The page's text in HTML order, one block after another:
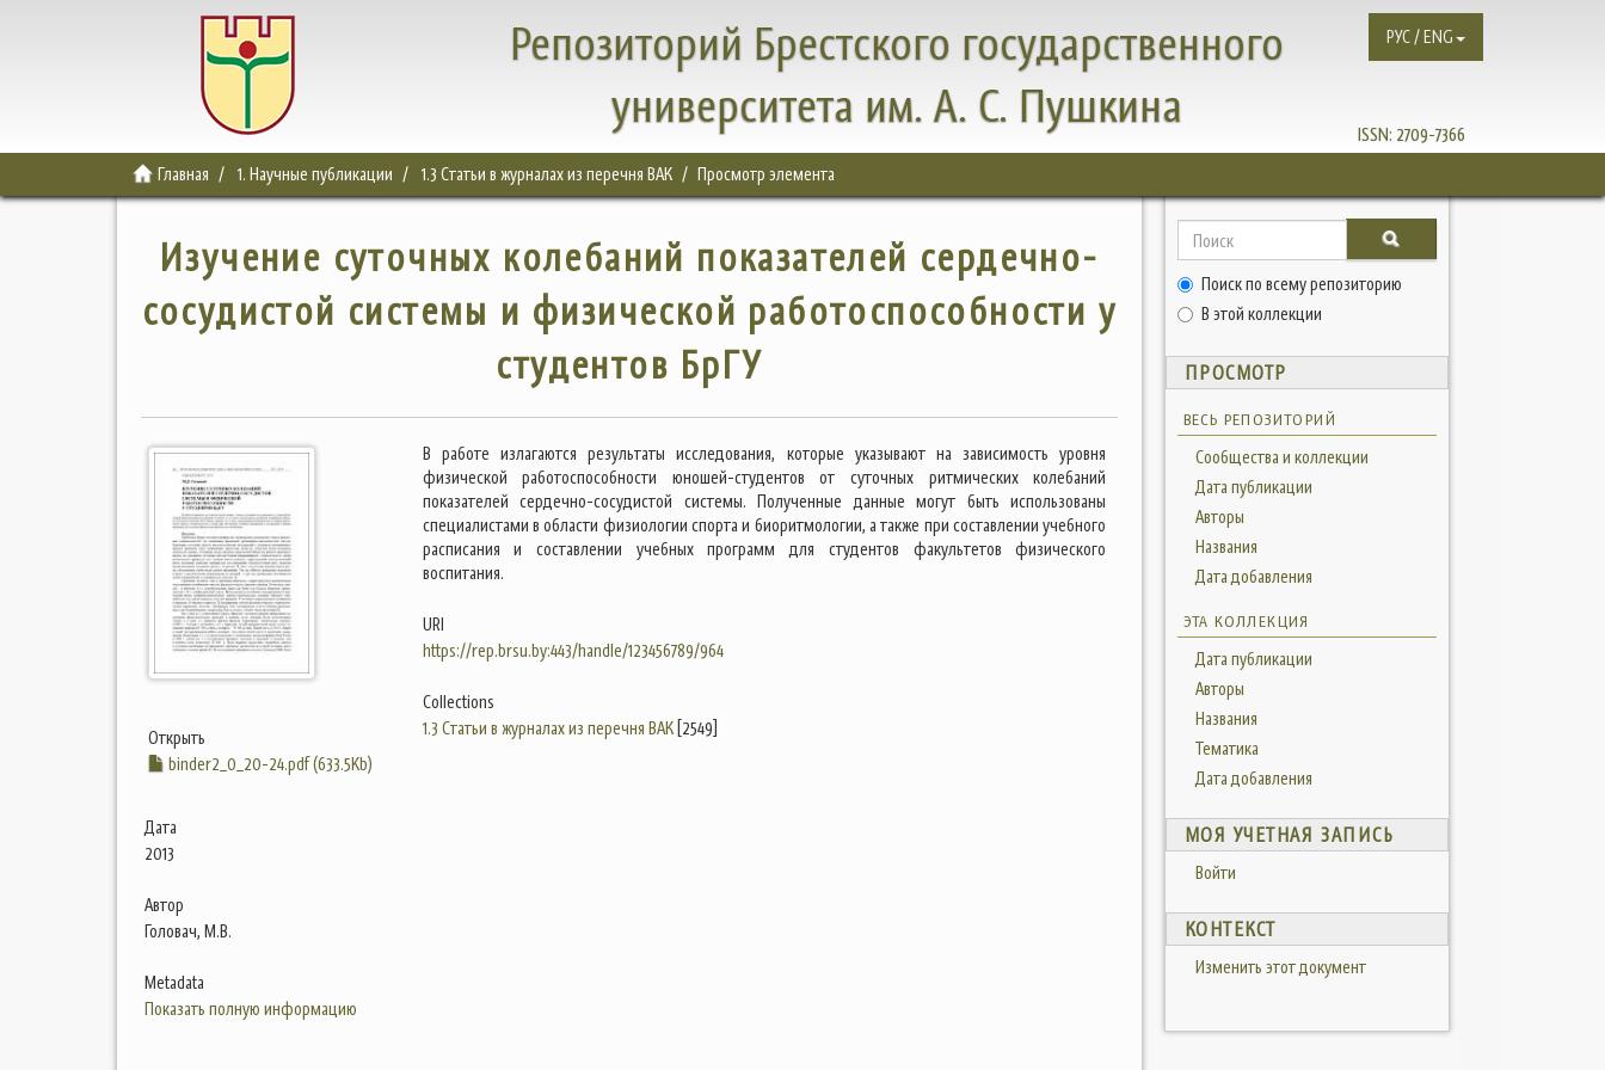
Репозиторий Брестского государственного
университета им. А. С. Пушкина
ISSN: 2709-7366
РУС / ENG
Главная 1. Научные публикации 1.3 Статьи в журналах из перечня ВАК Просмотр элемента
Изучение суточных колебаний показателей сердечно-
сосудистой системы и физической работоспособности у
студентов БрГУ
Открыть
binder2_0_20-24.pdf (633.5Kb)
Дата
2013
Автор
Головач, М.В.
Metadata
Показать полную информацию
В работе излагаются результаты исследования, которые указывают на зависимость уровня
физической работоспособности юношей-студентов от суточных ритмических колебаний
показателей сердечно-сосудистой системы. Полученные данные могут быть использованы
специалистами в области физиологии спорта и биоритмологии, а также при составлении учебного
расписания и составлении учебных программ для студентов факультетов физического
воспитания.
URI
https://rep.brsu.by:443/handle/123456789/964
Collections
1.3 Статьи в журналах из перечня ВАК[2549]
Поиск по всему репозиторию
В этой коллекции
ПРОСМОТР
ВЕСЬ РЕПОЗИТОРИЙ
Сообщества и коллекции
Дата публикации
Авторы
Названия
Дата добавления
ЭТА КОЛЛЕКЦИЯ
Дата публикации
Авторы
Названия
Тематика
Дата добавления
МОЯ УЧЕТНАЯ ЗАПИСЬ
Войти
КОНТЕКСТ
Изменить этот документ